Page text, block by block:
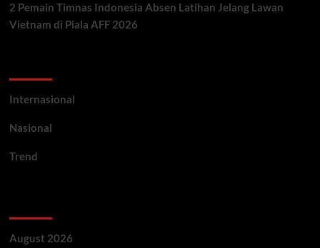
2 Pemain Timnas Indonesia Absen Latihan Jelang Lawan
Vietnam di Piala AFF 2026
Internasional
Nasional
Trend
August 2026